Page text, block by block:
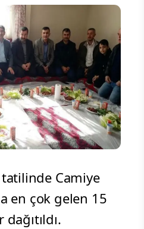
tatilinde Camiye
en çok gelen 15